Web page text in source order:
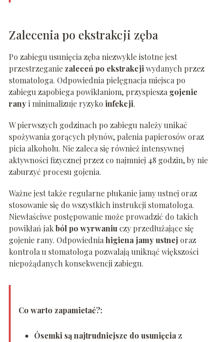
Zalecenia po ekstrakcji zęba
Po zabiegu usunięcia zęba niezwykle istotne jest
przestrzeganie zaleceń po ekstrakcjiwydanych przez
stomatologa. Odpowiednia pielęgnacja miejsca po
zabiegu zapobiega powikłaniom, przyspieszagojenie
ranyi minimalizuje ryzyko infekcji.
W pierwszych godzinach po zabiegu należy unikać
spożywania gorących płynów, palenia papierosów oraz
picia alkoholu. Nie zaleca się również intensywnej
aktywności fizycznej przez co najmniej 48 godzin, by nie
zaburzyć procesu gojenia.
Ważne jest także regularne płukanie jamy ustnej oraz
stosowanie się do wszystkich instrukcji stomatologa.
Niewłaściwe postępowanie może prowadzić do takich
powikłań jakból po wyrwaniuczy przedłużające się
gojenie rany. Odpowiedniahigiena jamy ustnej oraz
kontrola u stomatologa pozwalają uniknąć większości
niepożądanych konsekwencji zabiegu.
Co warto zapamietać?:
Ósemki są najtrudniejsze do usunięciaz